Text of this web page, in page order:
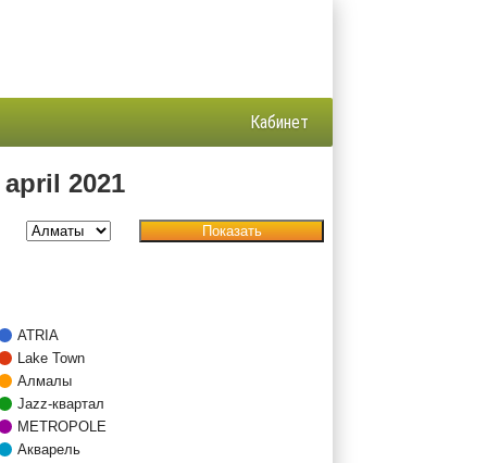
Кабинет
2021
Показать
ATRIA
Lake Town
Алмалы
Jazz-квартал
METROPOLE
Акварель